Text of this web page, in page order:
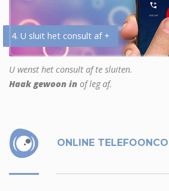
4. U sluit het consult af +
U wenst het consult af te sluiten.
Haak gewoon in of leg af.
ONLINE